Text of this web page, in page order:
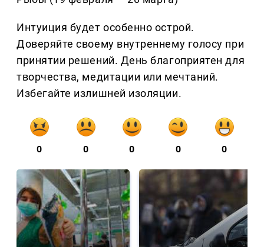
Интуиция будет особенно острой.
Доверяйте своему внутреннему голосу при
принятии решений. День благоприятен для
творчества, медитации или мечтаний.
Избегайте излишней изоляции.
0 0 0 0 0